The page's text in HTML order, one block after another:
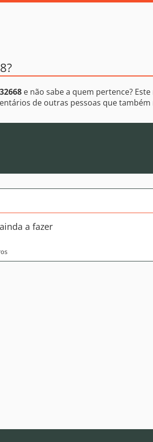
e não sabe a quem pertence?
de outras pessoas que
a fazer